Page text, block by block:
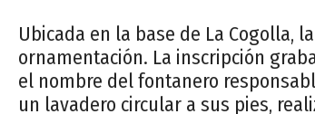
Ubicada en la base de La Cogolla,
ornamentación. La inscripción
el nombre del fontanero
un lavadero circular a sus pies,